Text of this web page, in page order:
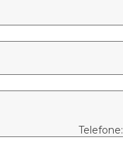
Telefone: